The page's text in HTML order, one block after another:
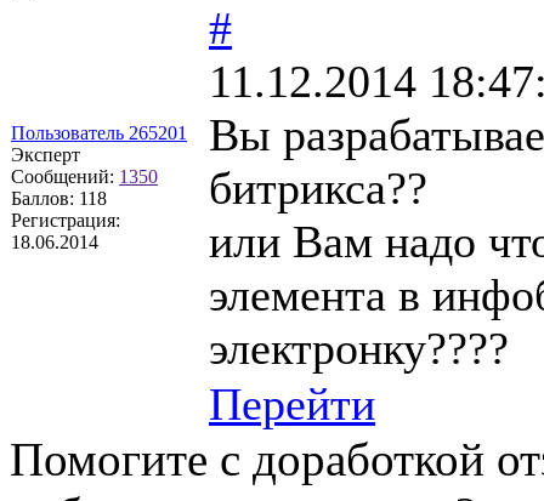
Пользователь 265201
Эксперт
Сообщений: 1350
Баллов: 118
Регистрация:
18.06.2014
#
11.12.2014
Вы
битрикса??
или Вам надо
элемента в
электронку????
Перейти
Помогите с доработкой